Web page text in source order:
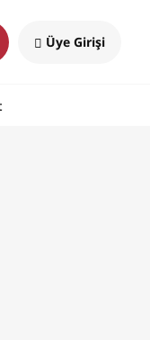
Üye Girişi